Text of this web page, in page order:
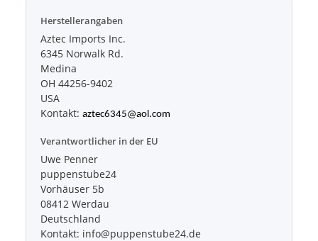
Herstellerangaben
Aztec Imports Inc.
6345 Norwalk Rd.
Medina
OH 44256-9402
USA
Kontakt: aztec6345@aol.com
Verantwortlicher in der EU
Uwe Penner
puppenstube24
Vorhäuser 5b
08412 Werdau
Deutschland
Kontakt: info@puppenstube24.de